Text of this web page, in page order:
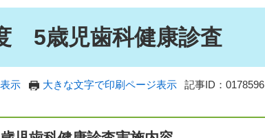
5歳児歯科健康診査
示 大きな文字で印刷ページ表示 記事ID：0178596